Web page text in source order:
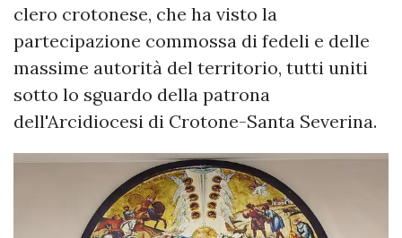
clero crotonese, che ha visto la
partecipazione commossa di fedeli e delle
massime autorità del territorio, tutti uniti
sotto lo sguardo della patrona
dell'Arcidiocesi di Crotone-Santa Severina.